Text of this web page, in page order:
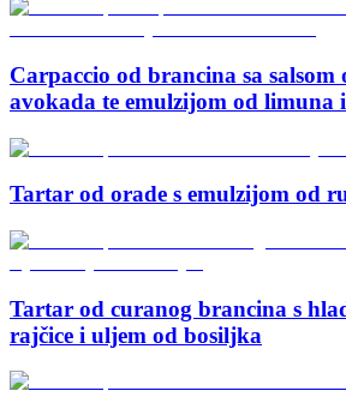
Carpaccio od brancina sa salsom
avokada te emulzijom od limuna
Tartar od orade s emulzijom od
Tartar od curanog brancina s
rajčice i uljem od bosiljka